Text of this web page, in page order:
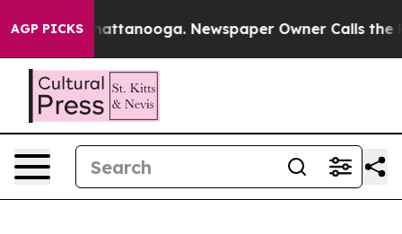
AGP PICKS
in Chattanooga. Newspaper Owner Calls the